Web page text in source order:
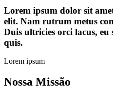
Lorem ipsum dolor sit
elit. Nam rutrum metus
Duis ultricies orci lacus,
quis.
Lorem ipsum
Nossa Missão